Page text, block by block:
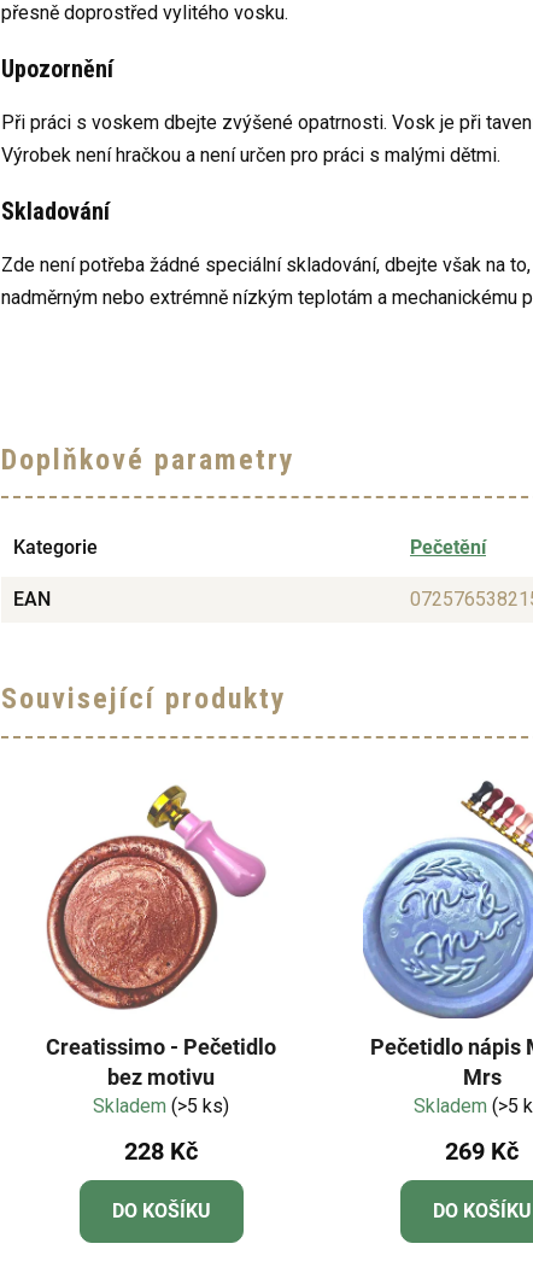
přesně doprostřed vylitého vosku.
Upozornění
Při práci s voskem dbejte zvýšené opatrnosti. Vosk je při
Výrobek není hračkou a není určen pro práci s malými dětmi.
Skladování
Zde není potřeba žádné speciální skladování, dbejte však na
nadměrným nebo extrémně nízkým teplotám a mechanickému
Doplňkové parametry
Kategorie Pečetění
EAN
Související produkty
Creatissimo - Pečetidlo
bez motivu
Skladem(>5 ks)
228 Kč
DO KOŠÍKU
Pečetidlo nápis
Mrs
Skladem(>5
269 Kč
DO KOŠÍKU